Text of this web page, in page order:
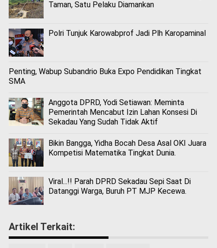
Taman, Satu Pelaku Diamankan
Polri Tunjuk Karowabprof Jadi Plh Karopaminal
Penting, Wabup Subandrio Buka Expo Pendidikan Tingkat
SMA
Anggota DPRD, Yodi Setiawan: Meminta
Pemerintah Mencabut Izin Lahan Konsesi Di
Sekadau Yang Sudah Tidak Aktif
Bikin Bangga, Yidha Bocah Desa Asal OKI Juara
Kompetisi Matematika Tingkat Dunia.
Viral...!! Parah DPRD Sekadau Sepi Saat Di
Datanggi Warga, Buruh PT MJP Kecewa.
Artikel Terkait: